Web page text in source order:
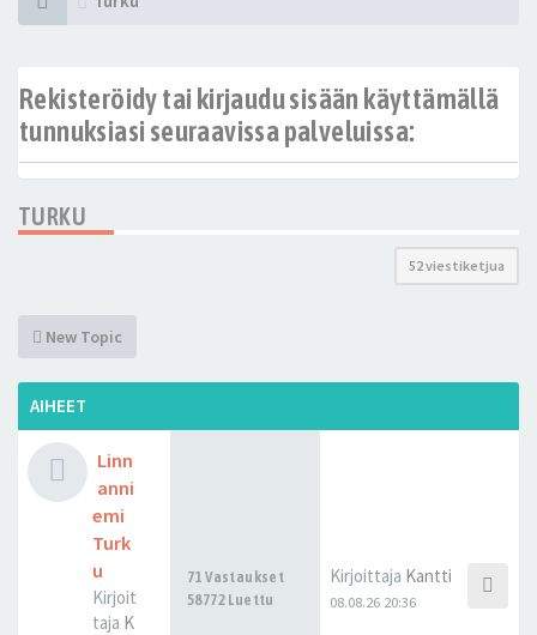
Rekisteröidy tai kirjaudu sisään käyttämällä
tunnuksiasi seuraavissa palveluissa:
TURKU
52 viestiketjua
New Topic
AIHEET
Linn
anni
emi
Turk
u
Kirjoit
taja K
71 Vastaukset
58772 Luettu
Kirjoittaja Kantti
08.08.26 20:36